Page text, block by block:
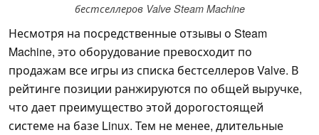
бестселлеров Valve Steam Machine
Несмотря на посредственные отзывы о Steam
Machine, это оборудование превосходит по
продажам все игры из списка бестселлеров Valve. В
рейтинге позиции ранжируются по общей выручке,
что дает преимущество этой дорогостоящей
системе на базе Linux. Тем не менее, длительные